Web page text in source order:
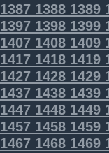
1387 1388 1389
1397 1398 1399
1407 1408 1409
1417 1418 1419
1427 1428 1429
1437 1438 1439
1447 1448 1449
1457 1458 1459
1467 1468 1469